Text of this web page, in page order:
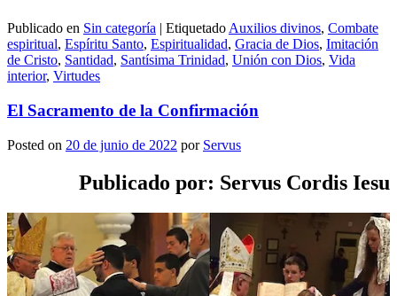
Publicado en Sin categoría | Etiquetado Auxilios divinos, Combate
espiritual, Espíritu Santo, Espiritualidad, Gracia de Dios, Imitación
de Cristo, Santidad, Santísima Trinidad, Unión con Dios, Vida
interior, Virtudes
El Sacramento de la Confirmación
Posted on 20 de junio de 2022 por Servus
Publicado por: Servus Cordis Iesu